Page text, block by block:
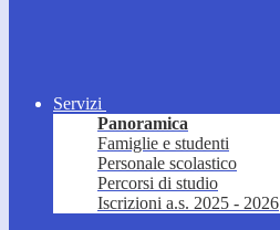
Servizi
Panoramica
Famiglie e studenti
Personale scolastico
Percorsi di studio
Iscrizioni a.s. 2025 - 2026